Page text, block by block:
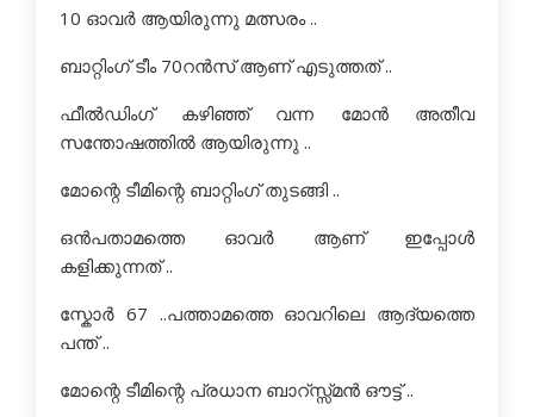
10 ഓവര്‍ ആയിരുന്നു മത്സരം ..
ബാറ്റിംഗ് ടീം 70റന്‍സ് ആണ് എടുത്തത്‌ ..
ഫീല്‍ഡിംഗ് കഴിഞ്ഞ് വന്ന മോന്‍ അതീവ
സന്തോഷത്തില്‍ ആയിരുന്നു ..
മോന്റെ ടീമിന്റെ ബാറ്റിംഗ് തുടങ്ങി ..
ഒന്‍പതാമത്തെ ഓവര്‍ ആണ് ഇപ്പോള്‍
കളിക്കുന്നത് ..
സ്കോര്‍ 67 ..പത്താമത്തെ ഓവറിലെ ആദ്യത്തെ
പന്ത് ..
മോന്റെ ടീമിന്റെ പ്രധാന ബാറ്സ്സ്മന്‍ ഔട്ട്‌ ..